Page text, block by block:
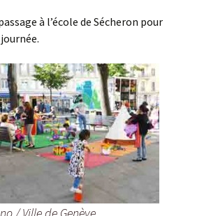
à l’école de Sécheron pour